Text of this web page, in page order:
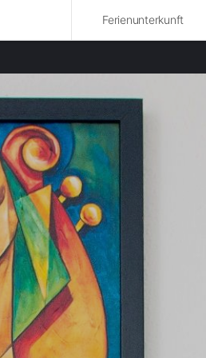
Ferienunterkunft
in Lecco mieten
in Brescia mieten
in Monza und Brianza mieten
in Como mieten
in Maloja mieten
in Mailand mieten
in Cremona mieten